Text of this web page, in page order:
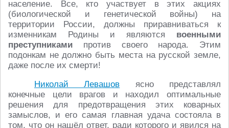
население. Все, кто участвует в этих акциях
(биологической и генетической войны) на
территории России, должны приравниваться к
изменникам Родины и являются военными
преступниками против своего народа. Этим
подонкам не должно быть места на русской земле,
даже после их смерти!
Николай Левашов ясно представлял
конечные цели врагов и находил оптимальные
решения для предотвращения этих коварных
замыслов, и его самая главная удача состояла в
том, что он нашёл ответ, ради которого и явился на